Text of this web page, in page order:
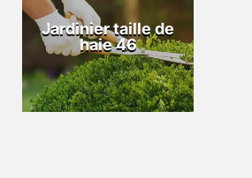
Jardinier taille de
haie 46